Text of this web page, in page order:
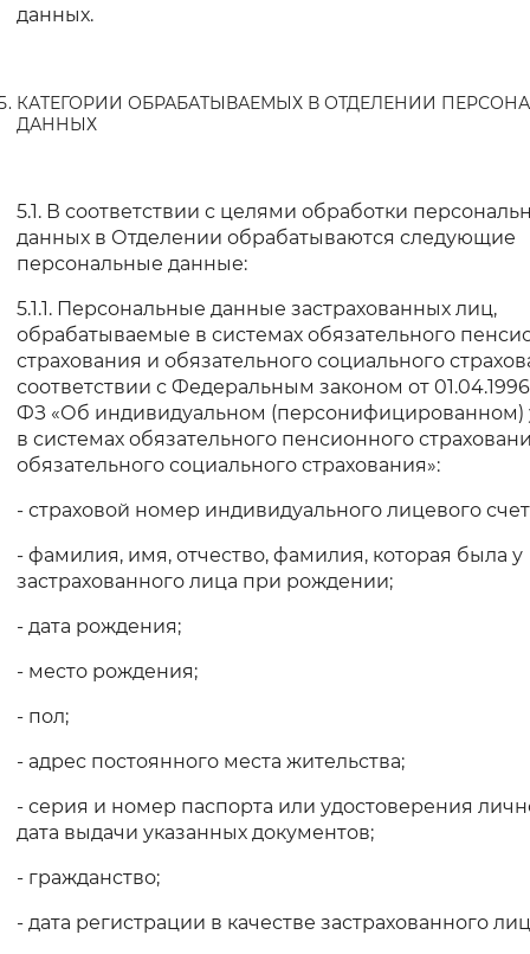
данных.
КАТЕГОРИИ ОБРАБАТЫВАЕМЫХ В ОТДЕЛЕНИИ
ДАННЫХ
5.1. В соответствии с целями обработки
данных в Отделении обрабатываются следующие
персональные данные:
5.1.1. Персональные данные застрахованных лиц,
обрабатываемые в системах обязательного
страхования и обязательного социального
соответствии с Федеральным законом от
ФЗ «Об индивидуальном (персонифицированном)
в системах обязательного пенсионного
обязательного социального страхования»:
- страховой номер индивидуального лицевого
- фамилия, имя, отчество, фамилия, которая была у
застрахованного лица при рождении;
- дата рождения;
- место рождения;
- пол;
- адрес постоянного места жительства;
- серия и номер паспорта или удостоверения
дата выдачи указанных документов;
- гражданство;
- дата регистрации в качестве застрахованного